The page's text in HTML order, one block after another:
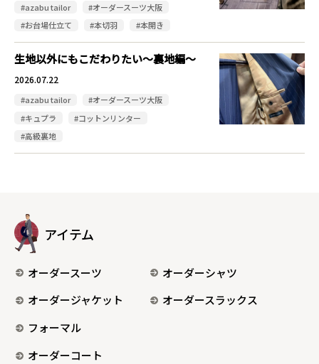
#azabu tailor
#オーダースーツ大阪
#お台場仕立て
#本切羽 #本開き
生地以外にもこだわりたい～裏地編～
2026.07.22
#azabu tailor
#オーダースーツ大阪
#キュプラ
#コットンリンター
#高級裏地
アイテム
オーダースーツ
オーダーシャツ
オーダージャケット
オーダースラックス
フォーマル
オーダーコート